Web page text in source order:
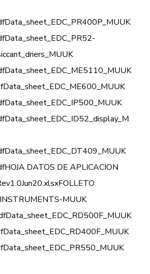
Data_sheet_EDC_PR400P_MUUK
Data_sheet_EDC_PR52-
Data_sheet_EDC_ME5110_MUUK
Data_sheet_EDC_ME600_MUUK
Data_sheet_EDC_IP500_MUUK
Data_sheet_EDC_ID52_display_M
Data_sheet_EDC_DT409_MUUK
HOJA DATOS DE APLICACION
FOLLETO
MUUK
Data_sheet_EDC_RD500F_MUUK
Data_sheet_EDC_RD400F_MUUK
Data_sheet_EDC_PR550_MUUK